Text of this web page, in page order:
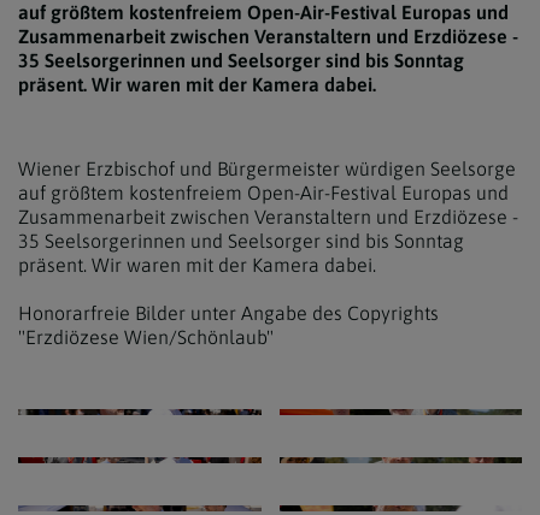
auf größtem kostenfreiem Open-Air-Festival Europas und
Zusammenarbeit zwischen Veranstaltern und Erzdiözese -
35 Seelsorgerinnen und Seelsorger sind bis Sonntag
präsent. Wir waren mit der Kamera dabei.
Wiener Erzbischof und Bürgermeister würdigen Seelsorge
auf größtem kostenfreiem Open-Air-Festival Europas und
Zusammenarbeit zwischen Veranstaltern und Erzdiözese -
35 Seelsorgerinnen und Seelsorger sind bis Sonntag
präsent. Wir waren mit der Kamera dabei.
Honorarfreie Bilder unter Angabe des Copyrights
"Erzdiözese Wien/Schönlaub"